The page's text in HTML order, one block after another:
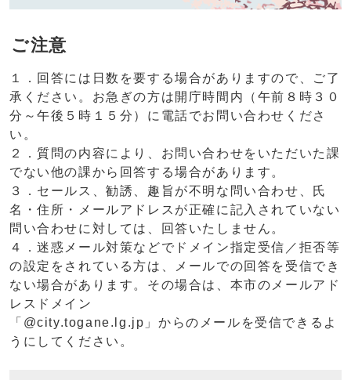
ご注意
１．回答には日数を要する場合がありますので、ご了
承ください。お急ぎの方は開庁時間内（午前８時３０
分～午後５時１５分）に電話でお問い合わせくださ
い。
２．質問の内容により、お問い合わせをいただいた課
でない他の課から回答する場合があります。
３．セールス、勧誘、趣旨が不明な問い合わせ、氏
名・住所・メールアドレスが正確に記入されていない
問い合わせに対しては、回答いたしません。
４．迷惑メール対策などでドメイン指定受信／拒否等
の設定をされている方は、メールでの回答を受信でき
ない場合があります。その場合は、本市のメールアド
レスドメイン
「@city.togane.lg.jp」からのメールを受信できるよ
うにしてください。